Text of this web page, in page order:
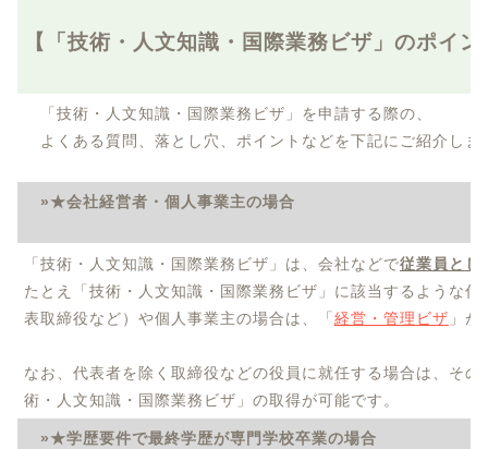
【「技術・人文知識・国際業務ビザ」のポイン
「技術・人文知識・国際業務ビザ」を申請する際の、
よくある質問、落とし穴、ポイントなどを下記にご紹介しま
»★会社経営者・個人事業主の場合
「技術・人文知識・国際業務ビザ」は、会社などで従業員とし
たとえ「技術・人文知識・国際業務ビザ」に該当するような
表取締役など）や個人事業主の場合は、「 経営・管理ビザ 」
なお、代表者を除く取締役などの役員に就任する場合は、そ
術・人文知識・国際業務ビザ」の取得が可能です。
»★学歴要件で最終学歴が専門学校卒業の場合